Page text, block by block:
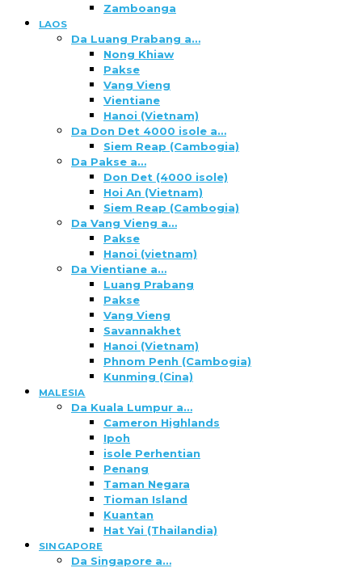
Zamboanga
LAOS
Da Luang Prabang a…
Nong Khiaw
Pakse
Vang Vieng
Vientiane
Hanoi (Vietnam)
Da Don Det 4000 isole a…
Siem Reap (Cambogia)
Da Pakse a…
Don Det (4000 isole)
Hoi An (Vietnam)
Siem Reap (Cambogia)
Da Vang Vieng a…
Pakse
Hanoi (vietnam)
Da Vientiane a…
Luang Prabang
Pakse
Vang Vieng
Savannakhet
Hanoi (Vietnam)
Phnom Penh (Cambogia)
Kunming (Cina)
MALESIA
Da Kuala Lumpur a…
Cameron Highlands
Ipoh
isole Perhentian
Penang
Taman Negara
Tioman Island
Kuantan
Hat Yai (Thailandia)
SINGAPORE
Da Singapore a…